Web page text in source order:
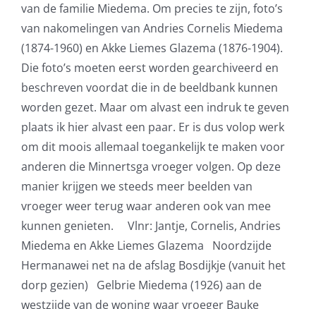
van de familie Miedema. Om precies te zijn, foto’s
van nakomelingen van Andries Cornelis Miedema
(1874-1960) en Akke Liemes Glazema (1876-1904).
Die foto’s moeten eerst worden gearchiveerd en
beschreven voordat die in de beeldbank kunnen
worden gezet. Maar om alvast een indruk te geven
plaats ik hier alvast een paar. Er is dus volop werk
om dit moois allemaal toegankelijk te maken voor
anderen die Minnertsga vroeger volgen. Op deze
manier krijgen we steeds meer beelden van
vroeger weer terug waar anderen ook van mee
kunnen genieten. Vlnr: Jantje, Cornelis, Andries
Miedema en Akke Liemes Glazema Noordzijde
Hermanawei net na de afslag Bosdijkje (vanuit het
dorp gezien) Gelbrie Miedema (1926) aan de
westzijde van de woning waar vroeger Bauke